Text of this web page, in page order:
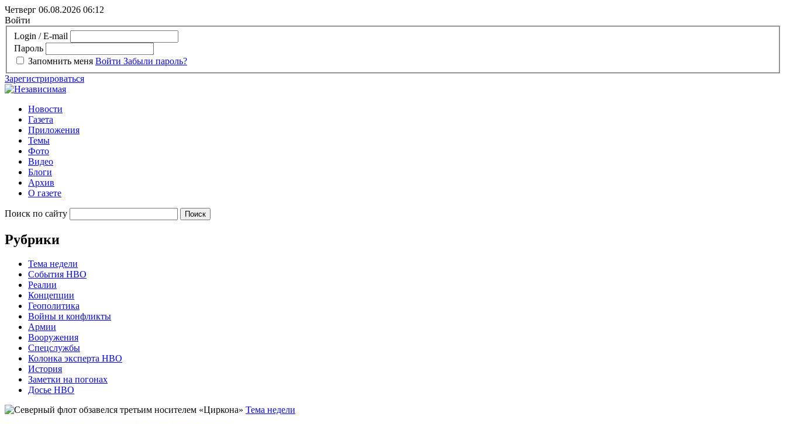
Четверг 06.08.2026 06:12
Войти
Login / E-mail
Пароль
Запомнить меня Войти Забыли пароль?
Зарегистрироваться
Новости
Газета
Приложения
Темы
Фото
Видео
Блоги
Архив
О газете
Поиск по сайту
Рубрики
Тема недели
События НВО
Реалии
Концепции
Геополитика
Войны и конфликты
Армии
Вооружения
Спецслужбы
Колонка эксперта НВО
История
Заметки на погонах
Досье НВО
Тема недели